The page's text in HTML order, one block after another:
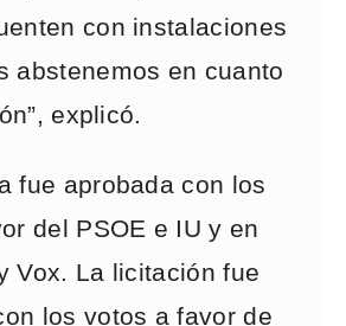
con instalaciones
abstenemos en cuanto
explicó.
fue aprobada con los
del PSOE e IU y en
Vox. La licitación fue
los votos a favor de